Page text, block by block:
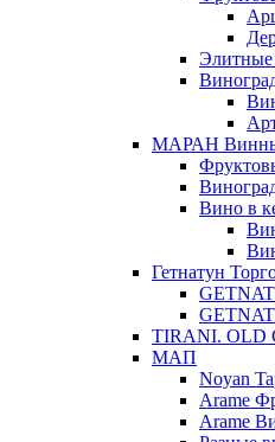
МАРАН
Вино в
Гетнатун
TIRANI. OLD
МАП
Noyan
Arame
Arame